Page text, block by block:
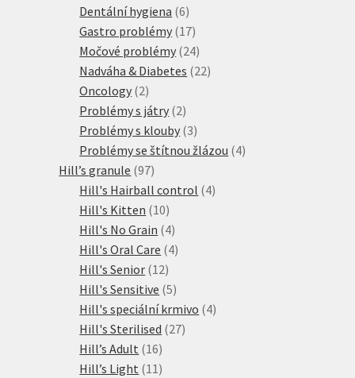
Dentální hygiena 66
produktů
Gastro problémy 1717
produktů
Močové problémy 2424
produktů
Nadváha & Diabetes 2222
Oncology 22
produkty
Problémy s játry 22
produkty
Problémy s klouby 33
produkty
Problémy se štítnou žlázou 44
Hill’s granule 9797
produktů
Hill's Hairball control 44
Hill's Kitten 1010
produktů
Hill's No Grain 44
produkty
Hill's Oral Care 44
Hill's Senior 1212
produktů
Hill's Sensitive 55
produktů
Hill's speciální krmivo 44
Hill's Sterilised 2727
Hill’s Adult 1616
produktů
Hill’s Light 11 11